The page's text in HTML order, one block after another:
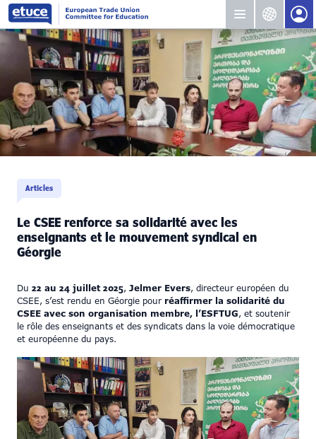
Articles
Le CSEE renforce sa solidarité avec les
enseignants et le mouvement syndical en
Géorgie
Du 22 au 24 juillet 2025, Jelmer Evers, directeur européen du
CSEE, s’est rendu en Géorgie pourréaffirmer la solidarité du
CSEE avec son organisation membre, l’ESFTUG, et soutenir
le rôle des enseignants et des syndicats dans la voie démocratique
et européenne du pays.